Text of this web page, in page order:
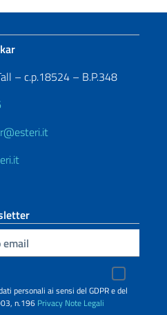
– c.p.18524 – B.P.348
personali ai sensi del GDPR e del
n.196 Privacy Note Legali